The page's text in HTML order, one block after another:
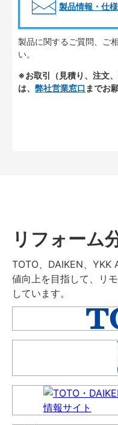
製品情報・仕
製品に関するご質問、ご
い。
※お取引（見積り、注文
は、 弊社営業窓口 までお
リフォーム
TOTO、DAIKEN、YKK
値向上を目指して、リ
しています。